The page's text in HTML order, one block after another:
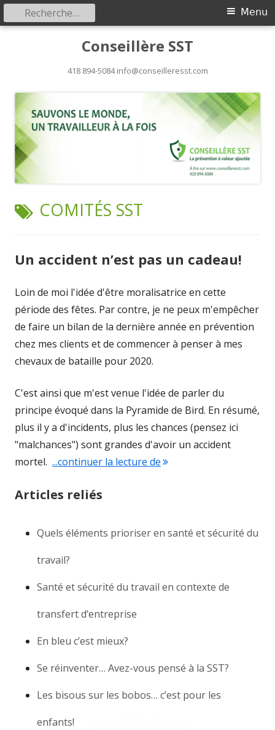
Conseillère SST
418 894-5084 info@conseilleresst.com
Menu
Menu
Rechercher :
ÉTIQUETTE :
COMITÉS SST
Un accident n’est pas un cadeau!
Loin de moi l'idée d'être moralisatrice en cette
période des fêtes. Par contre, je ne peux m'empêcher
de faire un bilan de la dernière année en prévention
chez mes clients et de commencer à penser à mes
chevaux de bataille pour 2020.
C'est ainsi que m'est venue l'idée de parler du
principe évoqué dans la Pyramide de Bird. En résumé,
plus il y a d'incidents, plus les chances (pensez ici
"malchances") sont grandes d'avoir un accident
mortel. ...continuer la lecture de"Un accident n’est pas
Articles reliés
Quels éléments prioriser en santé et sécurité du
travail?
Santé et sécurité du travail en contexte de
transfert d’entreprise
En bleu c’est mieux?
Se réinventer… Avez-vous pensé à la SST?
Les bisous sur les bobos… c’est pour les
enfants!